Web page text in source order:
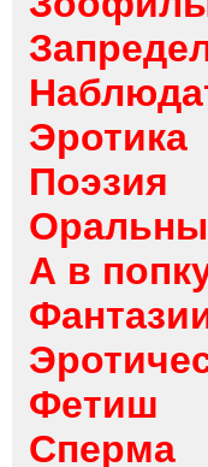
Эротика
Поэзия
А в
Фетиш
Сперма